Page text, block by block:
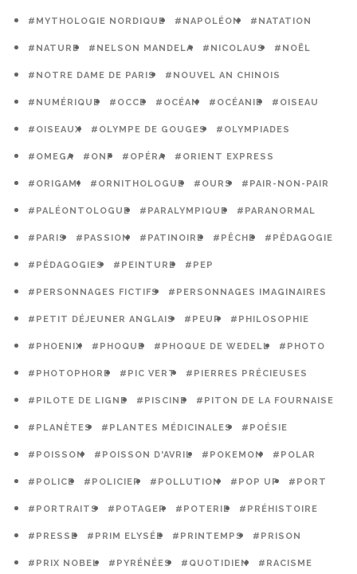
#MYTHOLOGIE NORDIQUE #NAPOLÉON #NATATION
#NATURE #NELSON MANDELA #NICOLAUS #NOËL
#NOTRE DAME DE PARIS #NOUVEL AN CHINOIS
#NUMÉRIQUE #OCCE #OCÉAN #OCÉANIE #OISEAU
#OISEAUX #OLYMPE DE GOUGES #OLYMPIADES
#OMEGA #ONF #OPÉRA #ORIENT EXPRESS
#ORIGAMI #ORNITHOLOGUE #OURS #PAIR-NON-PAIR
#PALÉONTOLOGUE #PARALYMPIQUE #PARANORMAL
#PARIS #PASSION #PATINOIRE #PÊCHE #PÉDAGOGIE
#PÉDAGOGIES #PEINTURE #PEP
#PERSONNAGES FICTIFS #PERSONNAGES IMAGINAIRES
#PETIT DÉJEUNER ANGLAIS #PEUR #PHILOSOPHIE
#PHOENIX #PHOQUE #PHOQUE DE WEDELL #PHOTO
#PHOTOPHORE #PIC VERT #PIERRES PRÉCIEUSES
#PILOTE DE LIGNE #PISCINE #PITON DE LA FOURNAISE
#PLANÈTES #PLANTES MÉDICINALES #POÉSIE
#POISSON #POISSON D'AVRIL #POKEMON #POLAR
#POLICE #POLICIER #POLLUTION #POP UP #PORT
#PORTRAITS #POTAGER #POTERIE #PRÉHISTOIRE
#PRESSE #PRIM ELYSÉE #PRINTEMPS #PRISON
#PRIX NOBEL #PYRÉNÉES #QUOTIDIEN #RACISME